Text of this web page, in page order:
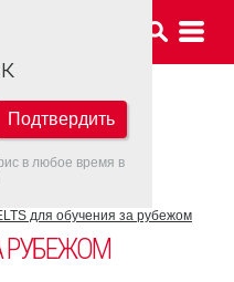
для обучения за рубежом
РУБЕЖОМ
Подтвердить
в любое время в